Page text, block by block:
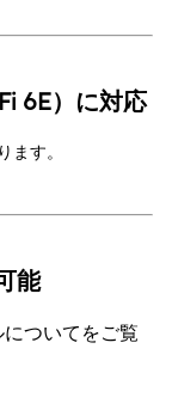
6E）に対応
す。
能
ついてをご覧